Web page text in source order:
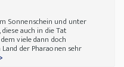
Sonnenschein und unter
auch in die Tat
viele dann doch
der Pharaonen sehr